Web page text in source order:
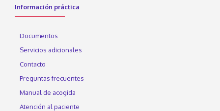
Información práctica
Documentos
Servicios adicionales
Contacto
Preguntas frecuentes
Manual de acogida
Atención al paciente